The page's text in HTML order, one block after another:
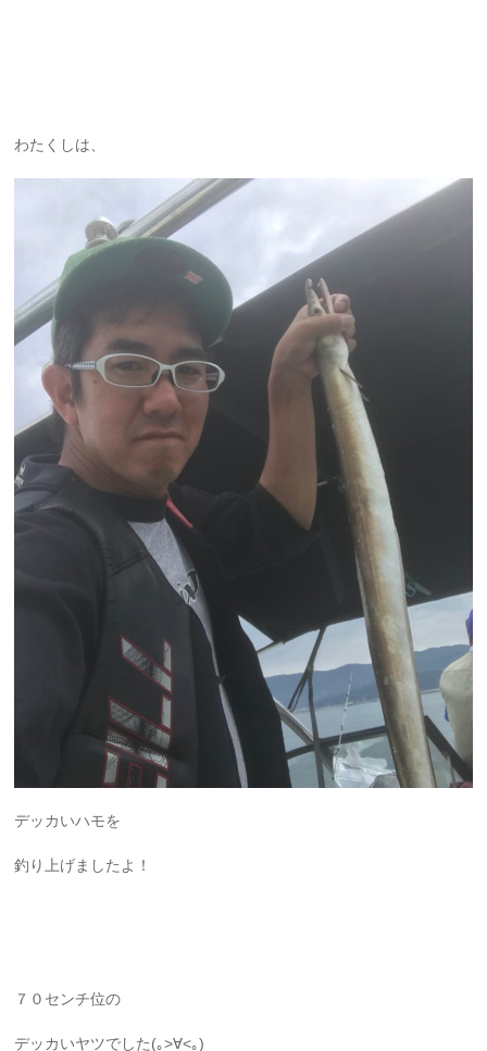
わたくしは、
デッカいハモを
釣り上げましたよ！
７０センチ位の
デッカいヤツでした(｡>∀<｡)